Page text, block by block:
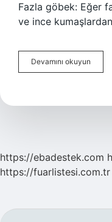
Fazla göbek: Eğer
ve ince
Devamını okuyun
Bir
Abiye
https://ebadestek.com
https://fuarlistesi.com.tr